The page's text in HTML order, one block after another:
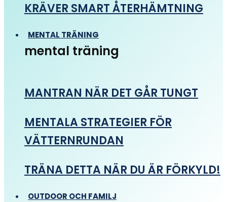
KRÄVER SMART ÅTERHÄMTNING
MENTAL TRÄNING
mental träning
MANTRAN NÄR DET GÅR TUNGT
MENTALA STRATEGIER FÖR
VÄTTERNRUNDAN
TRÄNA DETTA NÄR DU ÄR FÖRKYLD!
OUTDOOR OCH FAMILJ